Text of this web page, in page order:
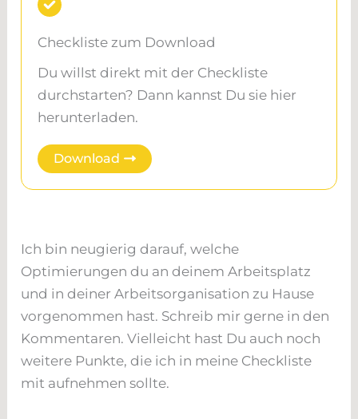
Checkliste zum Download
Du willst direkt mit der Checkliste
durchstarten? Dann kannst Du sie hier
herunterladen.
Download
Ich bin neugierig darauf, welche
Optimierungen du an deinem Arbeitsplatz
und in deiner Arbeitsorganisation zu Hause
vorgenommen hast. Schreib mir gerne in den
Kommentaren. Vielleicht hast Du auch noch
weitere Punkte, die ich in meine Checkliste
mit aufnehmen sollte.